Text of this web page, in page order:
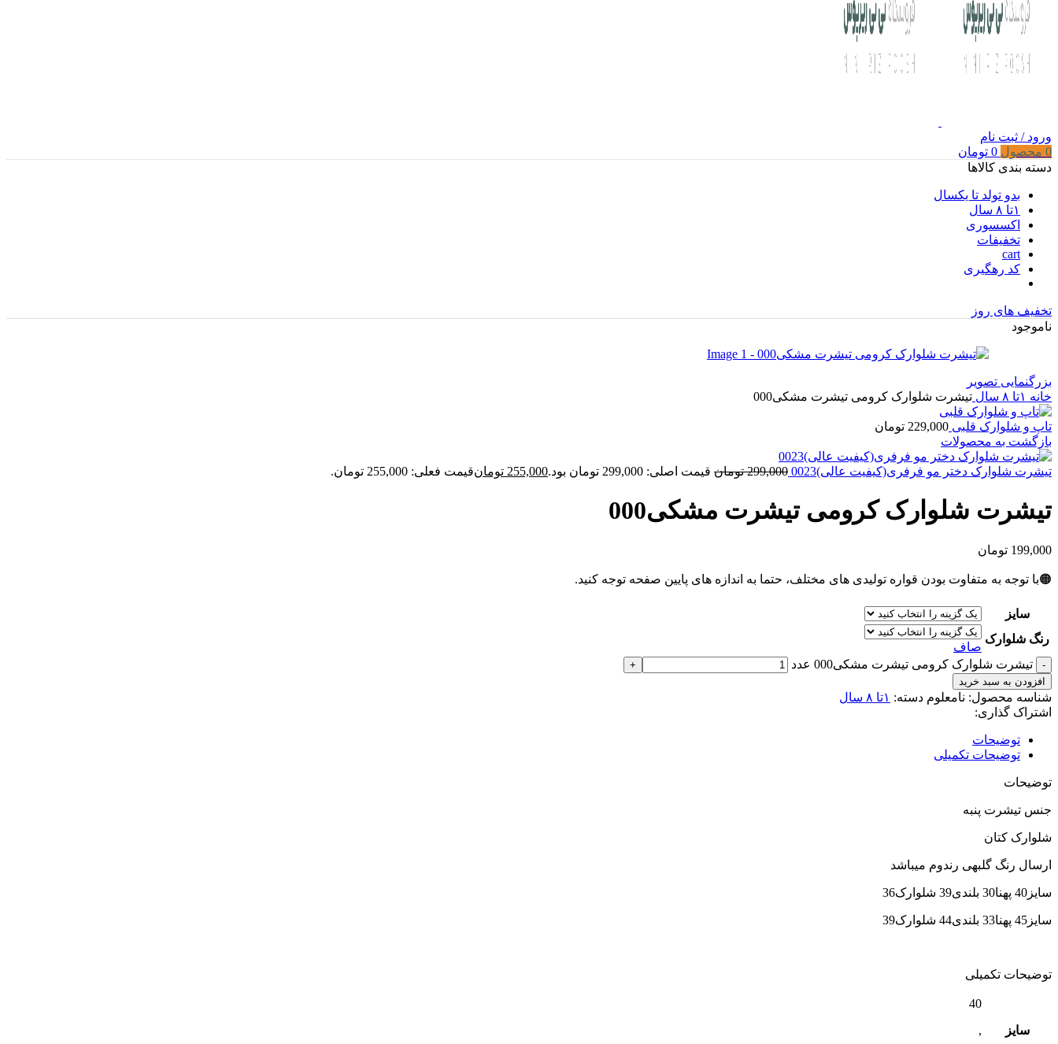
ورود / ثبت نام
0 محصول 0 تومان
دسته بندی کالاها
بدو تولد تا یکسال
۱تا ۸ سال
اکسسوری
تخفیفات
cart
کد رهگیری
تخفیف های روز
ناموجود
بزرگنمایی تصویر
خانه ۱تا ۸ سال تیشرت شلوارک کرومی تیشرت مشکی000
تاپ و شلوارک قلبی 229,000 تومان
بازگشت به محصولات
تیشرت شلوارک دختر مو فرفری(کیفیت عالی)0023 299,000 تومان قیمت اصلی: 299,000 تومان بود. 255,000 تومانقیمت فعلی: 255,000 تومان.
تیشرت شلوارک کرومی تیشرت مشکی000
199,000 تومان
🟠با توجه به متفاوت بودن قواره تولیدی های مختلف، حتما به اندازه های پایین صفحه توجه کنید.
سایز
رنگ شلوارک
صاف
تیشرت شلوارک کرومی تیشرت مشکی000 عدد
افزودن به سبد خرید
شناسه محصول: نامعلوم دسته: ۱تا ۸ سال
اشتراک گذاری:
توضیحات
توضیحات تکمیلی
توضیحات
جنس تیشرت پنبه
شلوارک کتان
ارسال رنگ گلبهی رندوم میباشد
سایز40 پهنا30 بلندی39 شلوارک36
سایز45 پهنا33 بلندی44 شلوارک39
توضیحات تکمیلی
سایز
40
,